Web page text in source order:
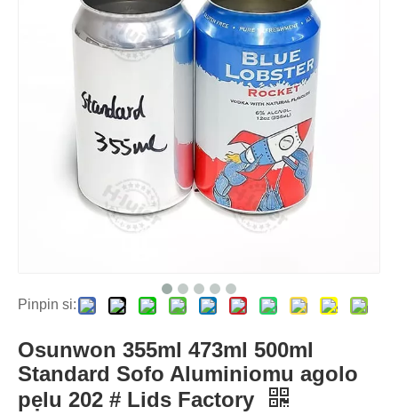
Pinpin si:
Osunwon 355ml 473ml 500ml
Standard Sofo Aluminiomu agolo
pẹlu 202 # Lids Factory